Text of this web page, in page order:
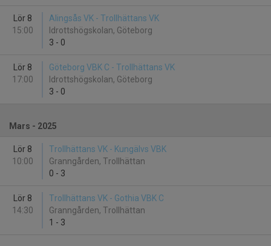
Lör 8
15:00
Alingsås VK - Trollhättans VK
Idrottshögskolan, Göteborg
3 - 0
Lör 8
17:00
Göteborg VBK C - Trollhättans VK
Idrottshögskolan, Göteborg
3 - 0
Mars - 2025
Lör 8
10:00
Trollhättans VK - Kungälvs VBK
Granngården, Trollhättan
0 - 3
Lör 8
14:30
Trollhättans VK - Gothia VBK C
Granngården, Trollhättan
1 - 3